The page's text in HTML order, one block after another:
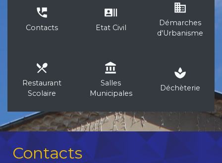
perm_phone_msg
Contacts
recent_actors
Etat Civil
business
Démarches
d'Urbanisme
local_dining
Restaurant
Scolaire
account_balance
Salles
Municipales
spa
Déchèterie
Contacts